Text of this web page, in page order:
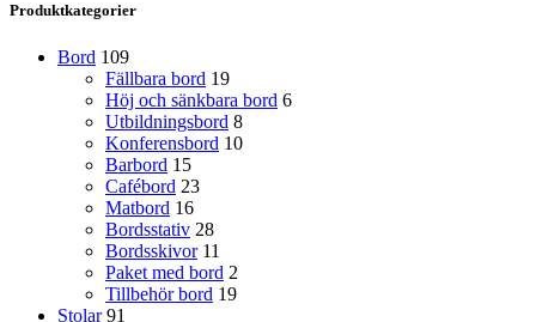
Produktkategorier
Bord 109
Fällbara bord 19
Höj och sänkbara bord 6
Utbildningsbord 8
Konferensbord 10
Barbord 15
Cafébord 23
Matbord 16
Bordsstativ 28
Bordsskivor 11
Paket med bord 2
Tillbehör bord 19
Stolar 91